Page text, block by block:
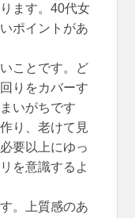
ます。40代女
ポイントがあ
ことです。ど
りをカバーす
いがちです
り、老けて見
要以上にゆっ
を意識するよ
。上質感のあ